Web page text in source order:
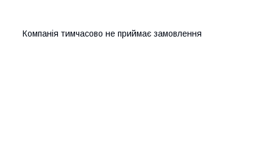
Компанія тимчасово не приймає замовлення